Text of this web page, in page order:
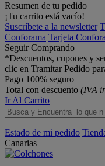
Resumen de tu pedido
¡Tu carrito está vacío!
Suscríbete a la newsletter
Conforama Tarjeta
Seguir Comprando
*Descuentos, cupones y
clic en Tramitar Pedido
Pago 100% seguro
Total con descuento (IVA
Ir Al Carrito
Estado de mi pedido
Canarias